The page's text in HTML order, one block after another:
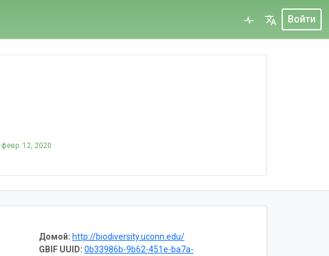
Войти
февр. 12, 2020
Домой: http://biodiversity.uconn.edu/
GBIF UUID: 0b33986b-9b62-451e-ba7a-